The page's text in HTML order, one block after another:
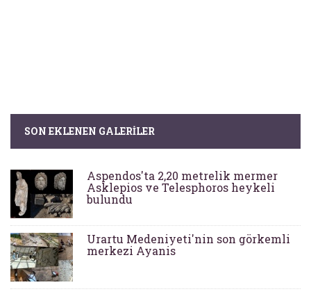
SON EKLENEN GALERILER
Aspendos'ta 2,20 metrelik mermer
Asklepios ve Telesphoros heykeli
bulundu
Urartu Medeniyeti'nin son görkemli
merkezi Ayanis